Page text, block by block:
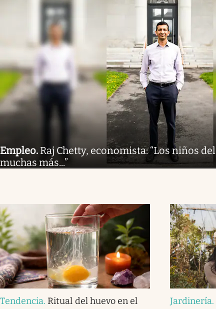
Empleo. Raj Chetty, economista: “Los niños
muchas más...”
Tendencia. Ritual del huevo en el
Jardinería.